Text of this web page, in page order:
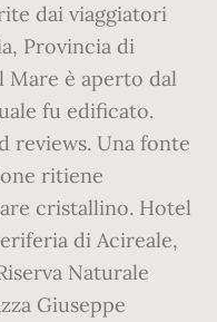
dai viaggiatori
Provincia di
Mare è aperto dal
fu edificato.
reviews. Una fonte
ritiene
cristallino. Hotel
di Acireale,
Naturale
Giuseppe